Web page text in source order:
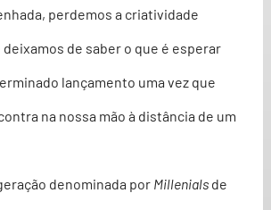
perdemos a criatividade
de saber o que é esperar
lançamento uma vez que
na nossa mão à distância de um
denominada por Millenials de